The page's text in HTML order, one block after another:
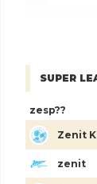
SUPER
zesp??
Zenit
zenit